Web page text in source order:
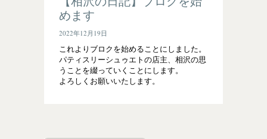
めます
2022年12月19日
これよりブロクを始めることにしました。
パティスリーシュゥエトの店主、相沢の思
うことを綴っていくことにします。
よろしくお願いいたします。